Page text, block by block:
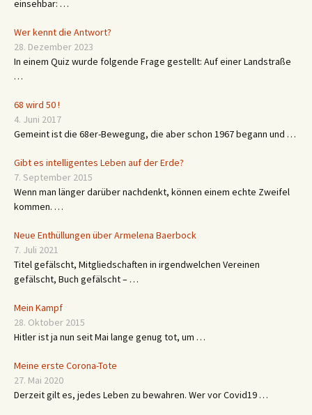
einsehbar: …
Wer kennt die Antwort?
28. Dezember 2023
In einem Quiz wurde folgende Frage gestellt: Auf einer Landstraße
…
68 wird 50 !
4. Juni 2017
Gemeint ist die 68er-Bewegung, die aber schon 1967 begann und …
Gibt es intelligentes Leben auf der Erde?
7. September 2015
Wenn man länger darüber nachdenkt, können einem echte Zweifel
kommen. …
Neue Enthüllungen über Armelena Baerbock
7. Juli 2021
Titel gefälscht, Mitgliedschaften in irgendwelchen Vereinen
gefälscht, Buch gefälscht – …
Mein Kampf
28. Oktober 2015
Hitler ist ja nun seit Mai lange genug tot, um …
Meine erste Corona-Tote
27. Mai 2020
Derzeit gilt es, jedes Leben zu bewahren. Wer vor Covid19 …